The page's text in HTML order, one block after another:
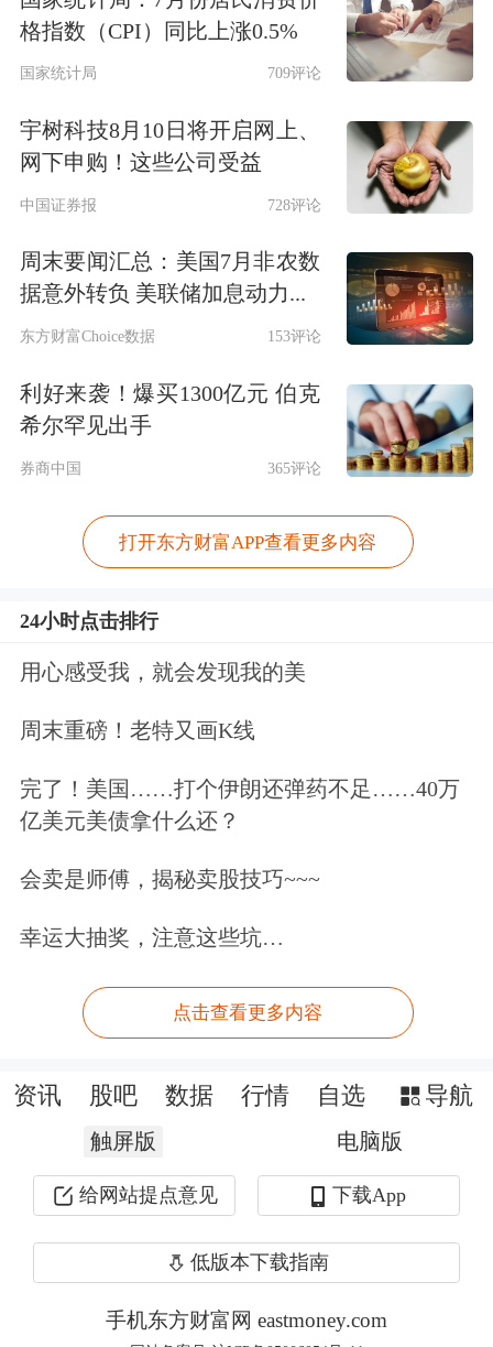
争鸣”蓄势赋能。
大会还聚集产业链各环节核心力量，邀
请包括京东方、蓝色光标
、海信集团、
歌尔股份、影石科技、Unity、霍尼韦
尔等全球领军企业深入对接交流，分享
最新成果。
大会将举办5个专题对接会，包
括“AI+VR融合创新专题对接”“AI+XR
眼镜专题对接”“VR+低空经济专题对
接”等，还将举办4个企业生态论坛，包
括“中国联通生态论坛”“华为生态论
坛”“科骏生态论坛”等。
成为全国VR产业的重要集聚地之一，
聚、创新能力持续提升、应用场景广泛
拓展等特点。
从产业规模来看，2024年，江西省VR
及相关产业营业收入实现1100亿元，同
比增长9.34%，与2018年的42亿元相
格指数（CPI）同比上涨0.5%
国家统计局 709评论
宇树科技8月10日将开启网上、
网下申购！这些公司受益
中国证券报 728评论
周末要闻汇总：美国7月非农数
据意外转负 美联储加息动力...
东方财富Choice数据 153评论
利好来袭！爆买1300亿元 伯克
希尔罕见出手
券商中国 365评论
打开东方财富APP查看更多内容
24小时点击排行
用心感受我，就会发现我的美
周末重磅！老特又画K线
完了！美国……打个伊朗还弹药不足……40万
亿美元美债拿什么还？
会卖是师傅，揭秘卖股技巧~~~
幸运大抽奖，注意这些坑…
点击查看更多内容
资讯 股吧 数据 行情 自选 导航
触屏版 电脑版
给网站提点意见 下载App
低版本下载指南
手机东方财富网 eastmoney.com